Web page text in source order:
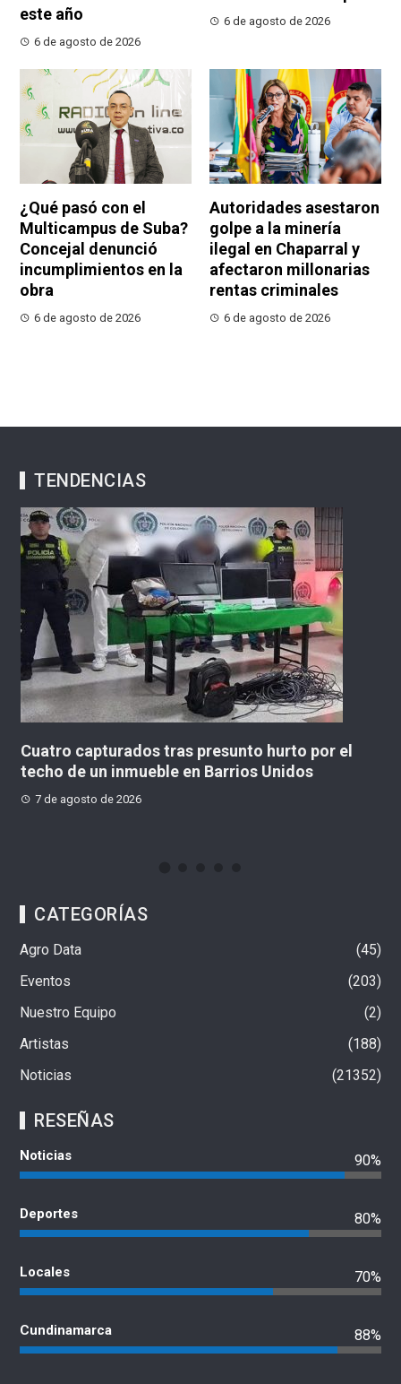
este año
6 de agosto de 2026
6 de agosto de 2026
¿Qué pasó con el
Multicampus de Suba?
Concejal denunció
incumplimientos en la
obra
6 de agosto de 2026
Autoridades asestaron
golpe a la minería
ilegal en Chaparral y
afectaron millonarias
rentas criminales
6 de agosto de 2026
TENDENCIAS
Ruta C137 Suba Fontanar-G137 con cambios
7 de agosto de 2026
CATEGORÍAS
Agro Data
45
Eventos
203
Nuestro Equipo
2
Artistas
188
Noticias
21352
RESEÑAS
Noticias 90%
Deportes 80%
Locales 70%
Cundinamarca 88%